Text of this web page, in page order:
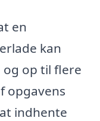
en
kan
og op til flere
opgavens
indhente